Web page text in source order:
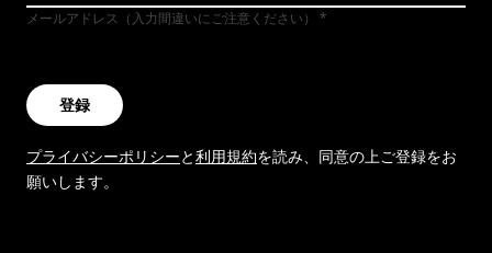
メールアドレス（入力間違いにご注意ください）
登録
プライバシーポリシーと利用規約を読み、同意の上ご登録をお
願いします。